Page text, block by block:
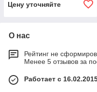
Цену уточняйте
О нас
Рейтинг не
Менее 5 отзывов за
Работает с